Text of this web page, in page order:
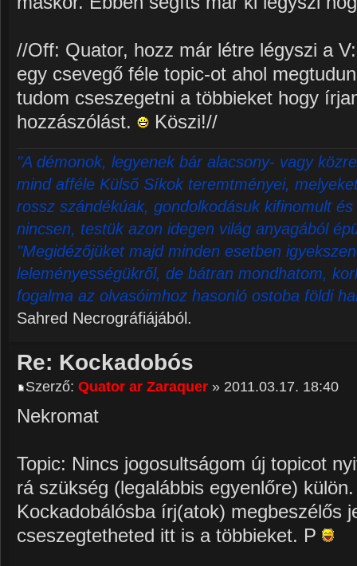
//Off: Quator, hozz már létre légyszi a
egy csevegő féle topic-ot ahol
tudom cseszegetni a többieket hogy
hozzászólást.
Köszi!//
"A démonok, legyenek bár alacsony- vagy
mind afféle Külső Síkok teremtményei,
rossz szándékúak, gondolkodásuk kifinomult
nincsen, testük azon idegen világ anyagából
"Megidézőjüket majd minden esetben
leleményességükről, de bátran mondhatom,
fogalma az olvasóimhoz hasonló ostoba földi
Sahred Necrográfiájából.
Re: Kockadobós
Szerző: Quator ar Zaraquer » 2011.03.17. 18:40
Nekromat
Topic: Nincs jogosultságom új topicot
rá szükség (legalábbis egyenlőre)
Kockadobálósba írj(atok) megbeszélős
cseszegtetheted itt is a többieket. P